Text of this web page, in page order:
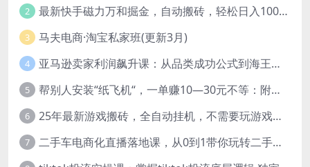
2 最新快手磁力万和掘金，自动搬砖，轻松日入100-200，操作简单
3 马夫电商·淘宝私家班(更新3月)
4 亚马逊卖家利润飙升课：从品类成功公式到海王打法，让每个SKU都成爆款一路飙升(更新26年3月
5 帮别人安装“纸飞机“，一单赚10—30元不等：附：免费节点
6 25年最新游戏搬砖，全自动挂机，不需要玩游戏，单手机操作日入300+
7 二手车电商化直播落地课，从0到1带你玩转二手车直播